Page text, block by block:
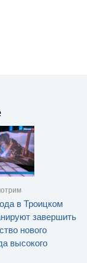
в Троицком
завершить
нового
высокого